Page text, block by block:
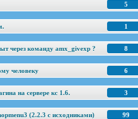
5
1
8
через команду amx_givexp ?
6
человеку
3
на сервере кс 1.6.
99
(2.2.3 c исходниками)